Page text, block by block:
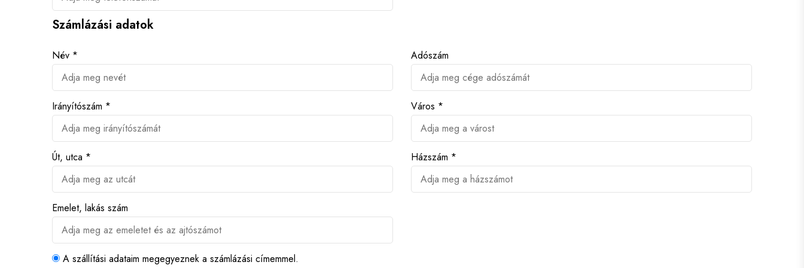
Számlázási adatok
Név * Adószám
Irányítószám * Város *
Út, utca * Házszám *
Emelet, lakás szám
A szállítási adataim megegyeznek a számlázási címemmel.